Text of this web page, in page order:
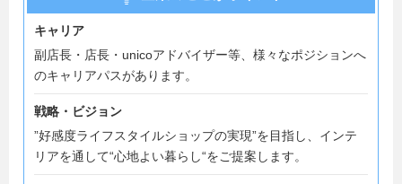
キャリア
副店長・店長・unicoアドバイザー等、様々なポジションへ
のキャリアパスがあります。
戦略・ビジョン
”好感度ライフスタイルショップの実現”を目指し、インテ
リアを通して“心地よい暮らし“をご提案します。